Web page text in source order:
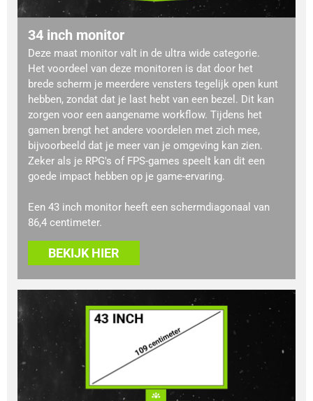
34 inch monitor
Deze maat monitor valt in de ultra wide categorie.
Het voordeel van deze monitoren is dat door het
brede scherm je meerdere vensters tegelijk open kunt
hebben, zondat dat je last hebt van een bezel. Dit kan
zorgen voor een aangename workflow. Tijdens het
gamen brengt het andere voordelen met zich mee,
bijvoorbeeld dat je meer van je omgeving kan zien.
Zeker als je RPG's of FPS-games speelt kan dit een
goede impact hebben op je game-ervaring.
Een 43 inch monitor heeft een schermdiagonaal van
86,4 centimeter.
BEKIJK HIER